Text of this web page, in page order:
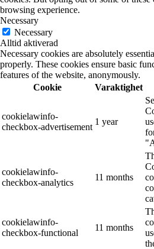
browsing experience.
Necessary
Necessary
Alltid aktiverad
Necessary cookies are absolutely
properly. These cookies ensure basic
features of the website, anonymously.
Cookie
Varaktighet
cookielawinfo-
checkbox-advertisement
1 year
cookielawinfo-
checkbox-analytics
11 months
cookielawinfo-
checkbox-functional
11 months